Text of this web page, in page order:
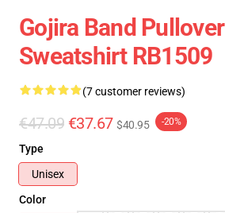
Gojira Band Pullover
Sweatshirt RB1509
(7 customer reviews)
€47.09 €37.67 $40.95 -20%
Type
Unisex
Color